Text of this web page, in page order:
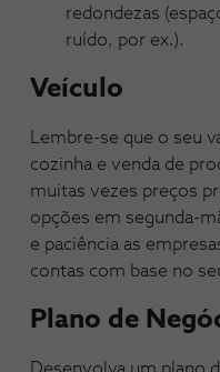
redondezas
ruído, por ex.).
Veículo
Lembre-se que o seu
cozinha e venda de
muitas vezes preços
opções em segunda-
e paciência as
contas com base no
Plano de